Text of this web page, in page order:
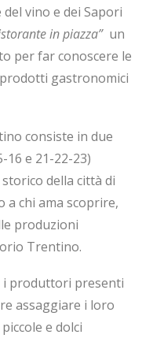
vino e dei Sapori
in piazza” un
per far conoscere le
gastronomici
consiste in due
16 e 21-22-23)
della città di
a chi ama scoprire,
produzioni
Trentino.
i produttori presenti
assaggiare i loro
e dolci